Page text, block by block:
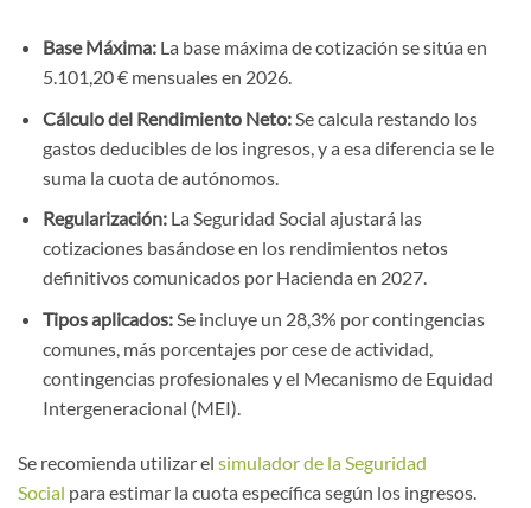
Base Máxima:La base máxima de cotización se sitúa en
5.101,20 € mensuales en 2026.
Cálculo del Rendimiento Neto:Se calcula restando los
gastos deducibles de los ingresos, y a esa diferencia se le
suma la cuota de autónomos.
Regularización:La Seguridad Social ajustará las
cotizaciones basándose en los rendimientos netos
definitivos comunicados por Hacienda en 2027.
Tipos aplicados:Se incluye un 28,3% por contingencias
comunes, más porcentajes por cese de actividad,
contingencias profesionales y el Mecanismo de Equidad
Intergeneracional (MEI).
Se recomienda utilizar el simulador de la Seguridad
Social para estimar la cuota específica según los ingresos.